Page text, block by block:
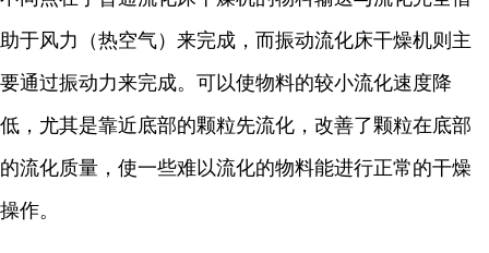
助于风力（热空气）来完成，而振动流化床干燥机则主
要通过振动力来完成。可以使物料的较小流化速度降
低，尤其是靠近底部的颗粒先流化，改善了颗粒在底部
的流化质量，使一些难以流化的物料能进行正常的干燥
操作。